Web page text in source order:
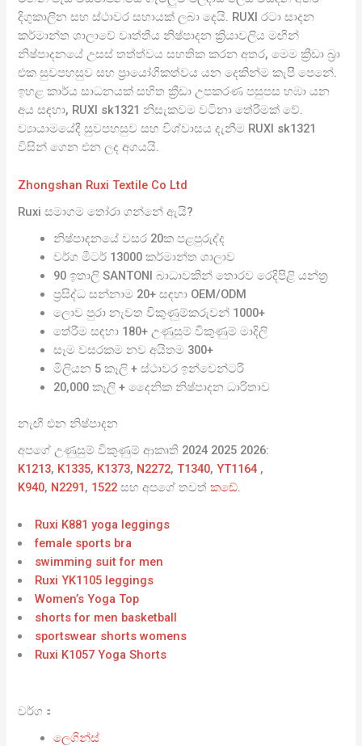
දිගුකාලීන සහ ස්ථාවර සහායක් ලබා දෙයි. RUXI රටා සාදන
කර්මාන්ත ශාලාවේ වෘත්තීය නිෂ්පාදන ක්‍රියාවලිය මඟින්
නිෂ්පාදනයේ උසස් තත්ත්වය සහතික කරන අතර, මෙම ක්‍රීඩා බ්‍රා
එක සුවපහසුව සහ ප්‍රායෝගිකත්වය යන දෙකින්ම කැපී පෙනේ.
ඉහළ කාර්ය සාධනයක් සහිත ක්‍රීඩා උපකරණ පසුපස හඹා යන
අය සඳහා, RUXI sk1321 නිසැකවම වටිනා තේරීමක් වේ.
ව්‍යායාමයේදී සුවපහසුව සහ විශ්වාසය දැනීම RUXI sk1321
විසින් ගෙන එන ලද අගයයි.
Zhongshan Ruxi Textile Co Ltd
Ruxi සමාගම තෝරා ගන්නේ ඇයි?
නිෂ්පාදනයේ වසර 20ක පළපුරුද්ද
වර්ග මීටර් 13000 කර්මාන්ත ශාලාව
90 ඉතාලි SANTONI බාධාවකින් තොරව රෙදිපිළි යන්ත්‍ර
ප්‍රසිද්ධ සන්නාම 20+ සඳහා OEM/ODM
ලොව පුරා නැවත විකුණුම්කරුවන් 1000+
තේරීම සඳහා 180+ උණුසුම් විකුණුම් මාදිලි
සෑම වසරකම නව අයිතම 300+
මිලියන 5 කෑලි + ස්ථාවර ඉන්වෙන්ටරි
20,000 කෑලි + දෛනික නිෂ්පාදන ධාරිතාව
නැඟී එන නිෂ්පාදන
අපගේ උණුසුම් විකුණුම් ආකෘති 2024 2025 2026:
K1213, K1335, K1373, N2272,T1340,YT1164 ,
K940, N2291, 1522සහ අපගේ තවත්කඩේ.
Ruxi K881 yoga leggings
female sports bra
swimming suit for men
Ruxi YK1105 leggings
Women’s Yoga Top
shorts for men basketball
sportswear shorts womens
Ruxi K1057 Yoga Shorts
වර්ග：
ලෙගින්ස්